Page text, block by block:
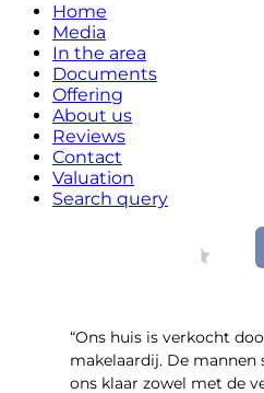
Home
Media
In the area
Documents
Offering
About us
Reviews
Contact
Valuation
Search query
“Ons huis is verkocht
makelaardij. De
ons klaar zowel met de